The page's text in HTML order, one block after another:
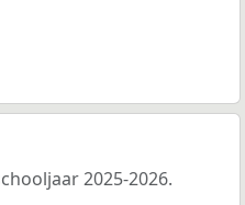
2025-2026.